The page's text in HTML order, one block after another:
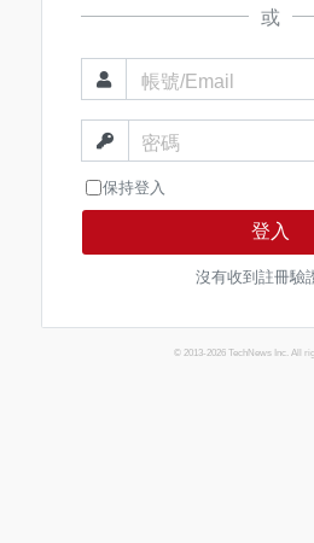
或
帳號/Email
密碼
保持登入
登入
沒有收到註冊驗
© 2013-2026 TechNews Inc. All